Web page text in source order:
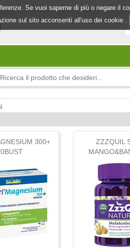
Se vuoi saperne di più o negare il
sul sito acconsenti all'uso dei cookie .
300+
ZZZQUIL